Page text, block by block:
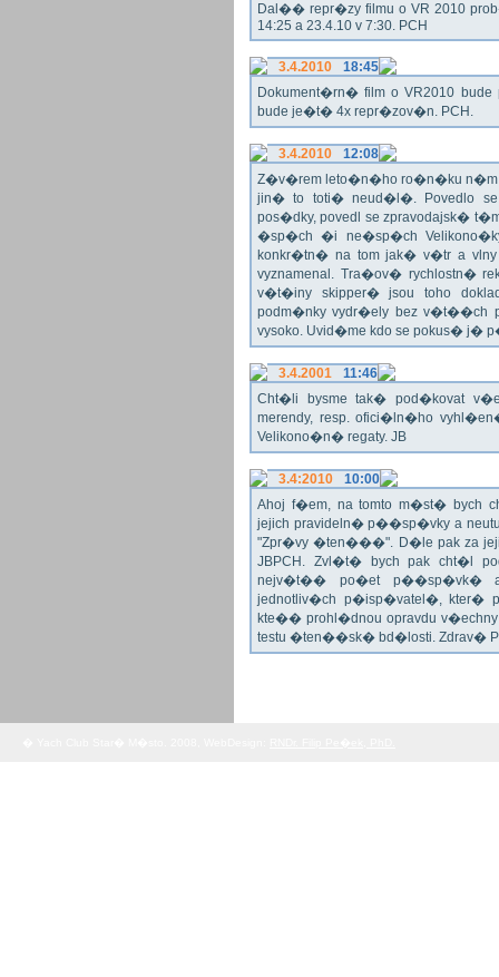
Dal�� repr�zy filmu o VR 2010
14:25 a 23.4.10 v 7:30. PCH
3.4.2010
18:45
Dokument�rn� film o VR2010
bude je�t� 4x repr�zov�n. PCH.
3.4.2010
12:08
Z�v�rem leto�n�ho ro�n�ku n�m
jin� to toti� neud�l�. Povedlo
pos�dky, povedl se zpravodajsk�
�sp�ch �i ne�sp�ch
konkr�tn� na tom jak� v�tr a
vyznamenal. Tra�ov� rychlostn�
v�t�iny skipper� jsou toho
podm�nky vydr�ely bez v�t��ch
vysoko. Uvid�me kdo se pokus� j�
3.4.2001
11:46
Cht�li bysme tak� pod�kovat
merendy, resp. ofici�ln�ho
Velikono�n� regaty. JB
3.4:2010
10:00
Ahoj f�em, na tomto m�st� bych
jejich pravideln� p��sp�vky a
"Zpr�vy �ten���". D�le pak za
JBPCH. Zvl�t� bych pak cht�l
nejv�t�� po�et p��sp�vk�
jednotliv�ch p�isp�vatel�, kter�
kte�� prohl�dnou opravdu
testu �ten��sk� bd�losti. Zdrav�